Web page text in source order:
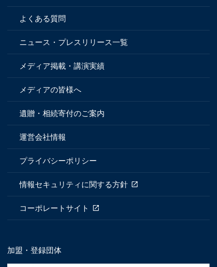
よくある質問
ニュース・プレスリリース一覧
メディア掲載・講演実績
メディアの皆様へ
遺贈・相続寄付のご案内
運営会社情報
プライバシーポリシー
情報セキュリティに関する方針
コーポレートサイト
加盟・登録団体